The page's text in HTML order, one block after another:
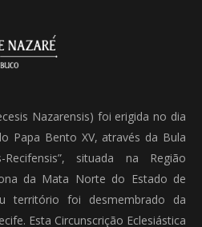
Nazarensis) foi erigida no dia
Papa Bento XV, através da Bula
Recifensis”, situada na Região
da Mata Norte do Estado de
território foi desmembrado da
Esta Circunscrição Eclesiástica